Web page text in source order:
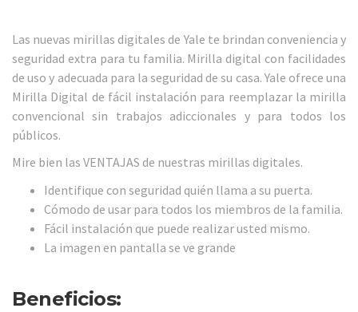
Las nuevas mirillas digitales de Yale te brindan conveniencia y
seguridad extra para tu familia. Mirilla digital con facilidades
de uso y adecuada para la seguridad de su casa. Yale ofrece una
Mirilla Digital de fácil instalación para reemplazar la mirilla
convencional sin trabajos adiccionales y para todos los
públicos.
Mire bien las VENTAJAS de nuestras mirillas digitales.
Identifique con seguridad quién llama a su puerta.
Cómodo de usar para todos los miembros de la familia.
Fácil instalación que puede realizar usted mismo.
La imagen en pantalla se ve grande
Beneficios: